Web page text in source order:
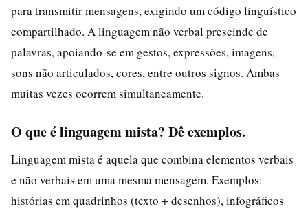
para transmitir mensagens, exigindo um código linguístico
compartilhado. A linguagem não verbal prescinde de
palavras, apoiando-se em gestos, expressões, imagens,
sons não articulados, cores, entre outros signos. Ambas
muitas vezes ocorrem simultaneamente.
O que é linguagem mista? Dê exemplos.
Linguagem mista é aquela que combina elementos verbais
e não verbais em uma mesma mensagem. Exemplos:
histórias em quadrinhos (texto + desenhos), infográficos